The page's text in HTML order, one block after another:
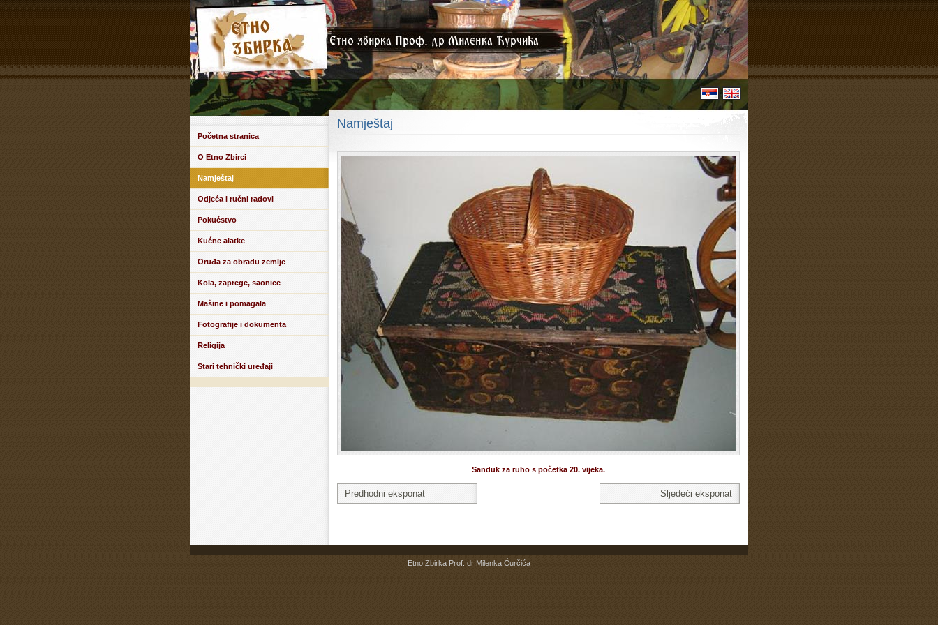
Početna stranica
O Etno Zbirci
Namještaj
Odjeća i ručni radovi
Pokućstvo
Kućne alatke
Oruđa za obradu zemlje
Kola, zaprege, saonice
Mašine i pomagala
Fotografije i dokumenta
Religija
Stari tehnički uređaji
Namještaj
Sanduk za ruho s početka 20. vijeka.
Predhodni eksponat Sljedeći eksponat
Etno Zbirka Prof. dr Milenka Ćurčića